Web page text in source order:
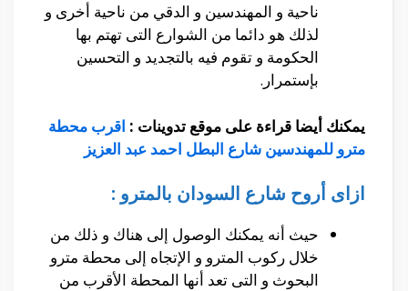
ناحية و المهندسين و الدقي من ناحية أخرى و
لذلك هو دائما من الشوارع التى تهتم بها
الحكومة و تقوم فيه بالتجديد و التحسين
بإستمرار.
يمكنك أيضا قراءة على موقع تدوينات : اقرب محطة
مترو للمهندسين شارع البطل احمد عبد العزيز
ازاى أروح شارع السودان بالمترو :
حيث أنه يمكنك الوصول إلى هناك و ذلك من
خلال ركوب المترو و الإتجاه إلى محطة مترو
البحوث و التى تعد أنها المحطة الأقرب من